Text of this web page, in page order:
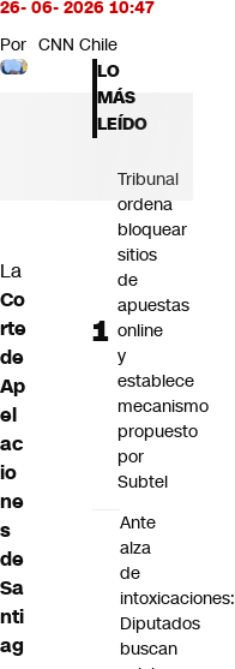
26- 06- 2026 10:47
Por CNN Chile
La
Co
rte
de
Ap
el
ac
io
ne
s
de
Sa
nti
ag
LO
MÁS
LEÍDO
Tribunal
ordena
bloquear
sitios
de
apuestas
online
y
establece
mecanismo
propuesto
por
Subtel
Ante
alza
de
intoxicaciones:
Diputados
buscan